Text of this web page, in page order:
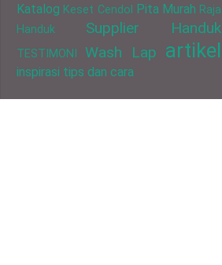
Katalog Keset Cendol Pita Murah Raja
Handuk
Supplier Handuk
TESTIMONI Wash Lap artikel
inspirasi tips dan cara